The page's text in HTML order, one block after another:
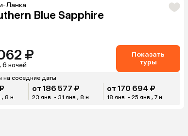
Ланка
Blue Sapphire
₽
6 ночей
Показать
туры
на соседние даты
8 н.
от 186 577 ₽
23 янв. - 31 янв., 8 н.
от 170 694 ₽
18 янв. - 25 янв., 7 н.